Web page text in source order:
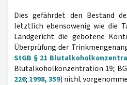
Dies gefährdet den Bestand
letztlich ebensowenig wie die
Landgericht die gebotene
Überprüfung der
StGB § 21
Blutalkoholkonzentration 19;
226; 1998, 359) nicht